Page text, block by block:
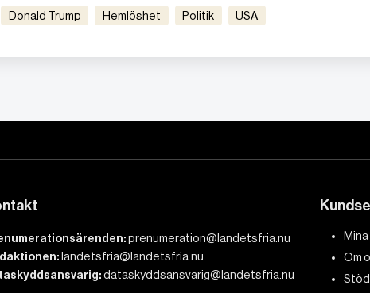
Donald Trump Hemlöshet Politik USA
prenumeration@landetsfria.nu
landetsfria@landetsfria.nu
dataskyddsansvarig@landetsfria.nu
Om